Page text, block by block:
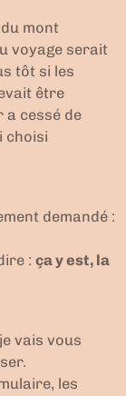
mont
voyage serait
tôt si les
être
a cessé de
choisi
demandé :
: ça y est, la
vais vous
les